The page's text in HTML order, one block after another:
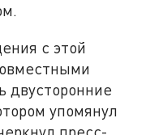
с этой
двусторонние
упомянул
пресс-